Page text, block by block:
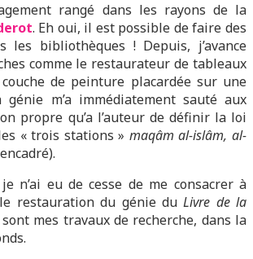
rangé dans les rayons de la
. Eh oui, il est possible de faire des
les bibliothèques ! Depuis, j’avance
comme le restaurateur de tableaux
de peinture placardée sur une
génie m’a immédiatement sauté aux
propre qu’a l’auteur de définir la loi
« trois stations » maqâm al-islâm, al-
encadré).
n’ai eu de cesse de me consacrer à
restauration du génie duLivre de la
mes travaux de recherche, dans la